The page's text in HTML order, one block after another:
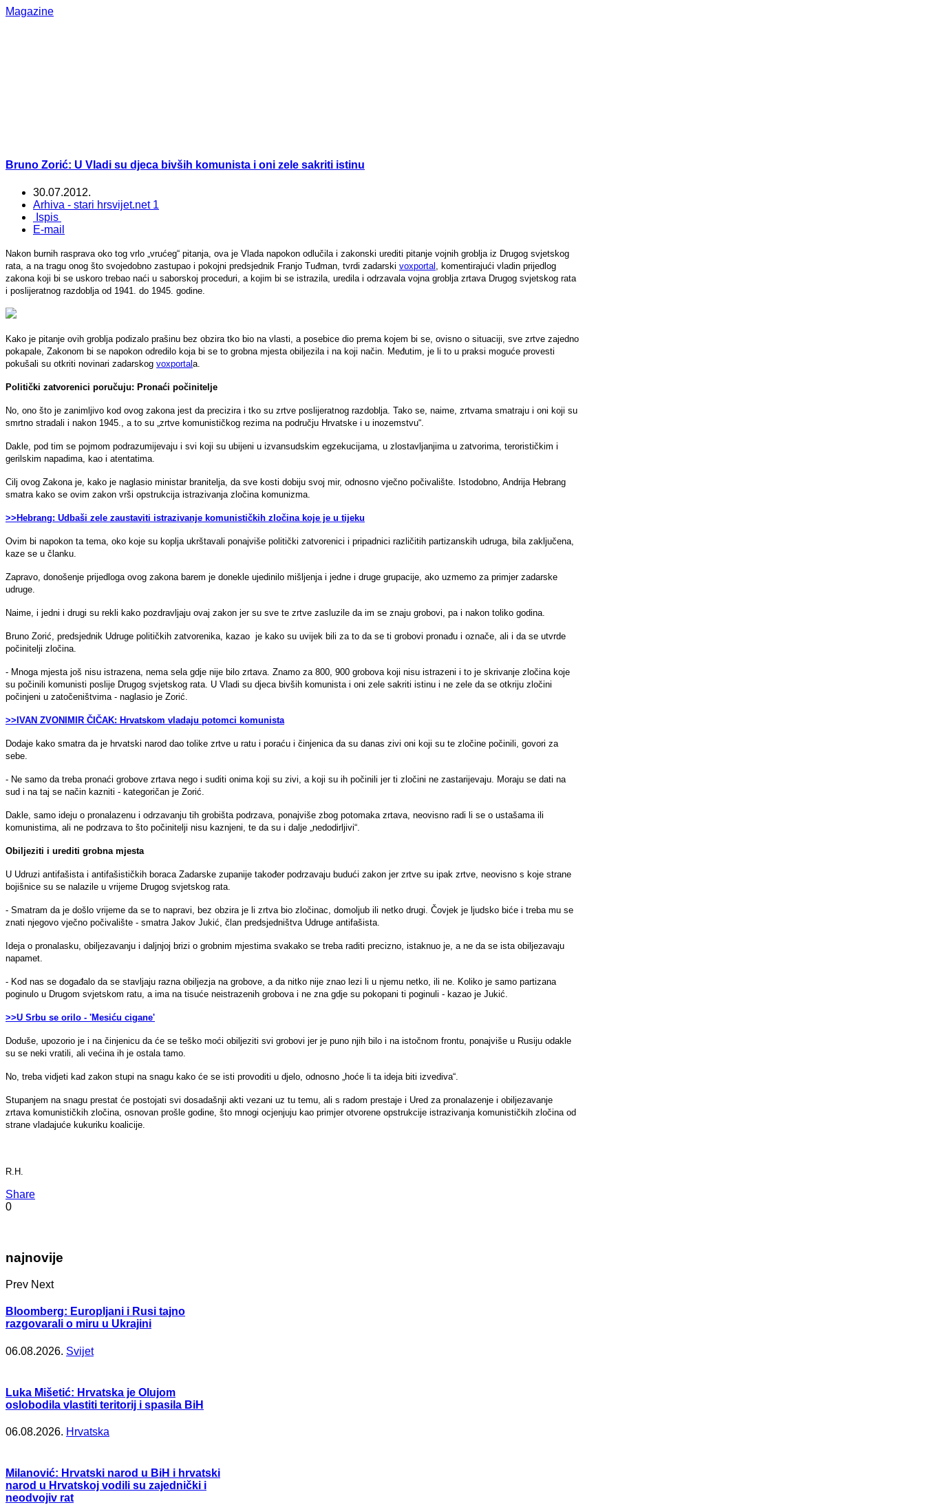
Magazine
Bruno Zorić: U Vladi su djeca bivših komunista i oni zele sakriti istinu
30.07.2012.
Arhiva - stari hrsvijet.net 1
Ispis
E-mail
Nakon burnih rasprava oko tog vrlo „vrućeg“ pitanja, ova je Vlada napokon odlučila i zakonski urediti pitanje vojnih groblja iz Drugog svjetskog
rata, a na tragu onog što svojedobno zastupao i pokojni predsjednik Franjo Tuđman, tvrdi zadarski voxportal , komentirajući vladin prijedlog
zakona koji bi se uskoro trebao naći u saborskoj proceduri, a kojim bi se istrazila, uredila i odrzavala vojna groblja zrtava Drugog svjetskog rata
i poslijeratnog razdoblja od 1941. do 1945. godine.
Kako je pitanje ovih groblja podizalo prašinu bez obzira tko bio na vlasti, a posebice dio prema kojem bi se, ovisno o situaciji, sve zrtve zajedno
pokapale, Zakonom bi se napokon odredilo koja bi se to grobna mjesta obiljezila i na koji način. Međutim, je li to u praksi moguće provesti
pokušali su otkriti novinari zadarskog voxportala.
Politički zatvorenici poručuju: Pronaći počinitelje
No, ono što je zanimljivo kod ovog zakona jest da precizira i tko su zrtve poslijeratnog razdoblja. Tako se, naime, zrtvama smatraju i oni koji su
smrtno stradali i nakon 1945., a to su „zrtve komunističkog rezima na području Hrvatske i u inozemstvu“.
Dakle, pod tim se pojmom podrazumijevaju i svi koji su ubijeni u izvansudskim egzekucijama, u zlostavljanjima u zatvorima, terorističkim i
gerilskim napadima, kao i atentatima.
Cilj ovog Zakona je, kako je naglasio ministar branitelja, da sve kosti dobiju svoj mir, odnosno vječno počivalište. Istodobno, Andrija Hebrang
smatra kako se ovim zakon vrši opstrukcija istrazivanja zločina komunizma.
>>Hebrang: Udbaši zele zaustaviti istrazivanje komunističkih zločina koje je u tijeku
Ovim bi napokon ta tema, oko koje su koplja ukrštavali ponajviše politički zatvorenici i pripadnici različitih partizanskih udruga, bila zaključena,
kaze se u članku.
Zapravo, donošenje prijedloga ovog zakona barem je donekle ujedinilo mišljenja i jedne i druge grupacije, ako uzmemo za primjer zadarske
udruge.
Naime, i jedni i drugi su rekli kako pozdravljaju ovaj zakon jer su sve te zrtve zasluzile da im se znaju grobovi, pa i nakon toliko godina.
Bruno Zorić, predsjednik Udruge političkih zatvorenika, kazao je kako su uvijek bili za to da se ti grobovi pronađu i označe, ali i da se utvrde
počinitelji zločina.
- Mnoga mjesta još nisu istrazena, nema sela gdje nije bilo zrtava. Znamo za 800, 900 grobova koji nisu istrazeni i to je skrivanje zločina koje
su počinili komunisti poslije Drugog svjetskog rata. U Vladi su djeca bivših komunista i oni zele sakriti istinu i ne zele da se otkriju zločini
počinjeni u zatočeništvima - naglasio je Zorić.
>>IVAN ZVONIMIR ČIČAK: Hrvatskom vladaju potomci komunista
Dodaje kako smatra da je hrvatski narod dao tolike zrtve u ratu i poraću i činjenica da su danas zivi oni koji su te zločine počinili, govori za
sebe.
- Ne samo da treba pronaći grobove zrtava nego i suditi onima koji su zivi, a koji su ih počinili jer ti zločini ne zastarijevaju. Moraju se dati na
sud i na taj se način kazniti - kategoričan je Zorić.
Dakle, samo ideju o pronalazenu i odrzavanju tih grobišta podrzava, ponajviše zbog potomaka zrtava, neovisno radi li se o ustašama ili
komunistima, ali ne podrzava to što počinitelji nisu kaznjeni, te da su i dalje „nedodirljivi“.
Obiljeziti i urediti grobna mjesta
U Udruzi antifašista i antifašističkih boraca Zadarske zupanije također podrzavaju budući zakon jer zrtve su ipak zrtve, neovisno s koje strane
bojišnice su se nalazile u vrijeme Drugog svjetskog rata.
- Smatram da je došlo vrijeme da se to napravi, bez obzira je li zrtva bio zločinac, domoljub ili netko drugi. Čovjek je ljudsko biće i treba mu se
znati njegovo vječno počivalište - smatra Jakov Jukić, član predsjedništva Udruge antifašista.
Ideja o pronalasku, obiljezavanju i daljnjoj brizi o grobnim mjestima svakako se treba raditi precizno, istaknuo je, a ne da se ista obiljezavaju
napamet.
- Kod nas se događalo da se stavljaju razna obiljezja na grobove, a da nitko nije znao lezi li u njemu netko, ili ne. Koliko je samo partizana
poginulo u Drugom svjetskom ratu, a ima na tisuće neistrazenih grobova i ne zna gdje su pokopani ti poginuli - kazao je Jukić.
>>U Srbu se orilo - 'Mesiću cigane'
Doduše, upozorio je i na činjenicu da će se teško moći obiljeziti svi grobovi jer je puno njih bilo i na istočnom frontu, ponajviše u Rusiju odakle
su se neki vratili, ali većina ih je ostala tamo.
No, treba vidjeti kad zakon stupi na snagu kako će se isti provoditi u djelo, odnosno „hoće li ta ideja biti izvediva“.
Stupanjem na snagu prestat će postojati svi dosadašnji akti vezani uz tu temu, ali s radom prestaje i Ured za pronalazenje i obiljezavanje
zrtava komunističkih zločina, osnovan prošle godine, što mnogi ocjenjuju kao primjer otvorene opstrukcije istrazivanja komunističkih zločina od
strane vladajuće kukuriku koalicije.
R.H.
Share
0
najnovije
Prev Next
Bloomberg: Europljani i Rusi tajno
razgovarali o miru u Ukrajini
06.08.2026. Svijet
Luka Mišetić: Hrvatska je Olujom
oslobodila vlastiti teritorij i spasila BiH
06.08.2026. Hrvatska
Milanović: Hrvatski narod u BiH i hrvatski
narod u Hrvatskoj vodili su zajednički i
neodvojiv rat